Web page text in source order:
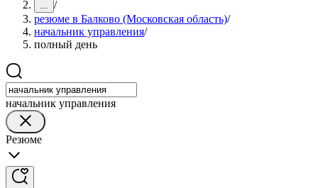
... /
резюме в Балково (Московская область)/
начальник управления/
полный день
начальник управления
Резюме